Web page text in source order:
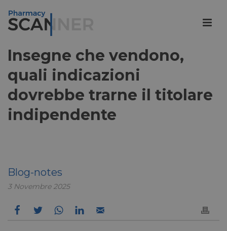
Insegne che vendono,
quali indicazioni
dovrebbe trarne il titolare
indipendente
Blog-notes
3 Novembre 2025